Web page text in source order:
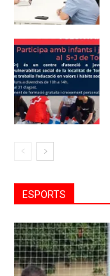
ESPORTS